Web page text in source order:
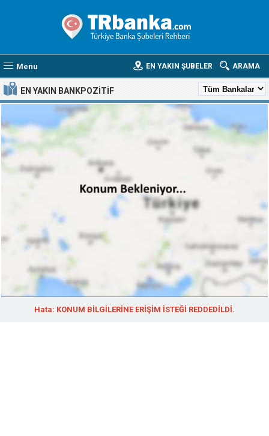
Menu ARAMA
EN YAKIN ŞUBELER
EN YAKIN BANKPOZITIF
Hata: KONUM BİLGİLERİNE ERİŞİM İSTEĞİ REDDEDİLDİ.